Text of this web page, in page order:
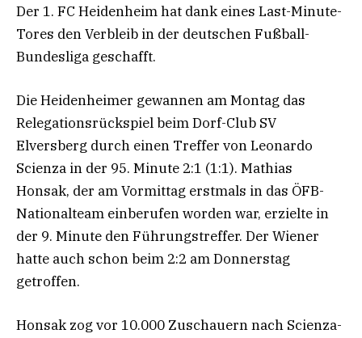
Der 1. FC Heidenheim hat dank eines Last-Minute-
Tores den Verbleib in der deutschen Fußball-
Bundesliga geschafft.
Die Heidenheimer gewannen am Montag das
Relegationsrückspiel beim Dorf-Club SV
Elversberg durch einen Treffer von Leonardo
Scienza in der 95. Minute 2:1 (1:1). Mathias
Honsak, der am Vormittag erstmals in das ÖFB-
Nationalteam einberufen worden war, erzielte in
der 9. Minute den Führungstreffer. Der Wiener
hatte auch schon beim 2:2 am Donnerstag
getroffen.
Honsak zog vor 10.000 Zuschauern nach Scienza-